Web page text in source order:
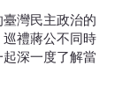
灣民主政治的
禮蔣公不同時
深一度了解當